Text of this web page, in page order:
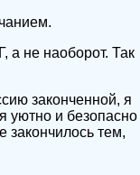
а не наоборот. Так
законченной, я
уютно и безопасно
закончилось тем,